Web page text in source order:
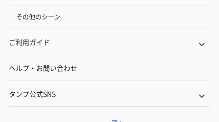
その他のシーン
ご利用ガイド
ヘルプ・お問い合わせ
タンプ公式SNS